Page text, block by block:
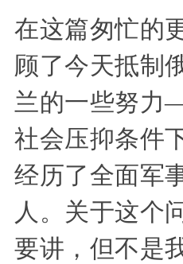
在这篇匆忙的
顾了今天抵制
兰的一些努
社会压抑条件
经历了全面军
人。关于这个
要讲，但不是